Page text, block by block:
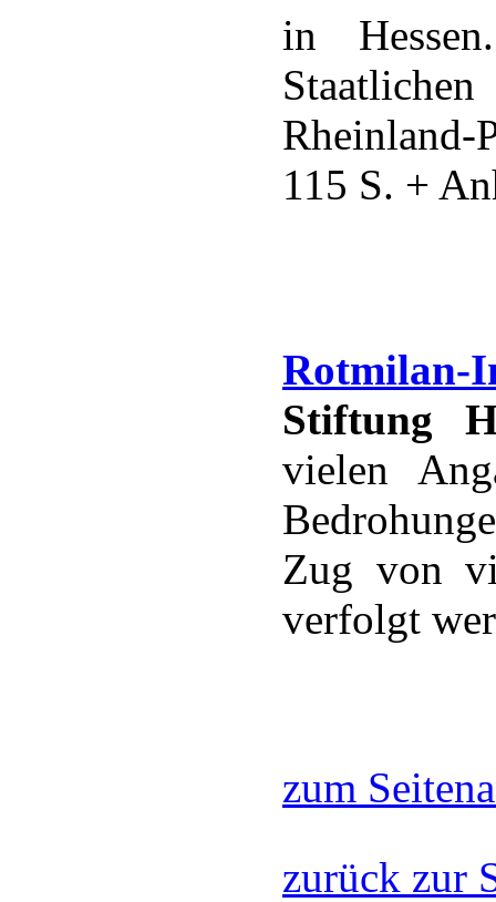
in
Rheinland-
115 S. +
Rotmilan-
Stiftung
vielen
Zug von
verfolgt
zum
zurück zur